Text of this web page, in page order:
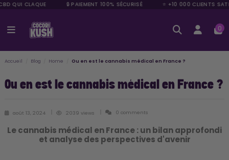
QUI CLAQUE 🔒 PAIEMENT 100% SÉCURISÉ ⭐ +10 000 CLIENTS
0
Accueil Blog Home Ou en est le cannabis médical en France ?
Ou en est le cannabis médical en France ?
août 13, 2024 2039 views 0 comments
Le cannabis médical en France : un bilan approfondi
et analyse des perspectives d'avenir